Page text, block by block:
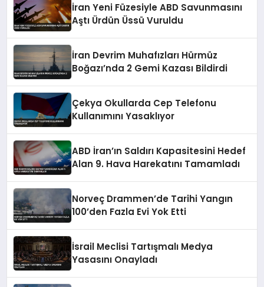
İran Yeni Füzesiyle ABD Savunmasını
Aştı Ürdün Üssü Vuruldu
İran Devrim Muhafızları Hürmüz
Boğazı’nda 2 Gemi Kazası Bildirdi
Çekya Okullarda Cep Telefonu
Kullanımını Yasaklıyor
ABD İran’ın Saldırı Kapasitesini Hedef
Alan 9. Hava Harekatını Tamamladı
Norveç Drammen’de Tarihi Yangın
100’den Fazla Evi Yok Etti
İsrail Meclisi Tartışmalı Medya
Yasasını Onayladı